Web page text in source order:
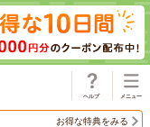
お得な特典をみる